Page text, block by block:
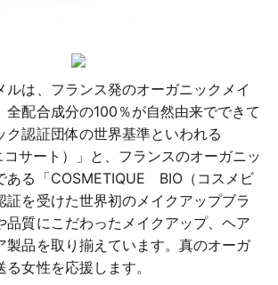
ルは、フランス発のオーガニックメイ
全配合成分の100％が自然由来でできて
ク認証団体の世界基準といわれる
コサート）」と、フランスのオーガニッ
ある「COSMETIQUE　BIO（コスメビ
証を受けた世界初のメイクアップブラ
品質にこだわったメイクアップ、ヘア
製品を取り揃えています。真のオーガ
女性を応援します。